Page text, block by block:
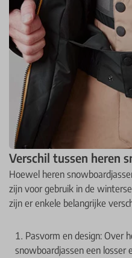
Verschil tussen heren
Hoewel heren
zijn voor gebruik in de
zijn er enkele belangrijke
Pasvorm en design: Over
snowboardjassen een losser